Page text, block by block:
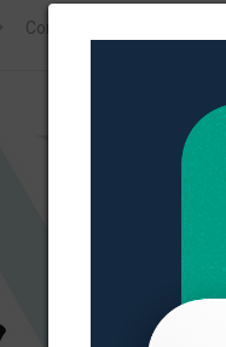
Construção Civil